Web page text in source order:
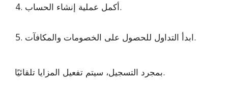
أكمل عملية إنشاء الحساب.
ابدأ التداول للحصول على الخصومات والمكافآت.
بمجرد التسجيل، سيتم تفعيل المزايا تلقائيًا.